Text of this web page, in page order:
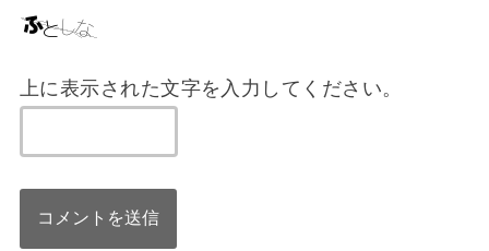
上に表示された文字を入力してください。